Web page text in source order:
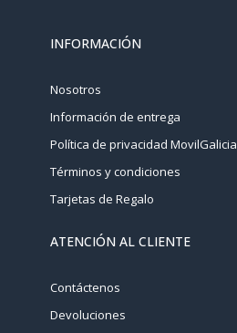
INFORMACIÓN
Nosotros
Información de entrega
Política de privacidad MovilGalicia
Términos y condiciones
Tarjetas de Regalo
ATENCIÓN AL CLIENTE
Contáctenos
Devoluciones